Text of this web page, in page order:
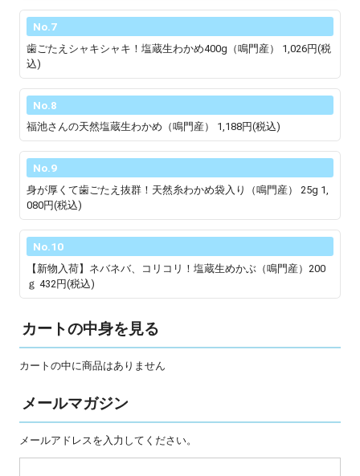
No.7
歯ごたえシャキシャキ！塩蔵生わかめ400g（鳴門産） 1,026円(税
込)
No.8
福池さんの天然塩蔵生わかめ（鳴門産） 1,188円(税込)
No.9
身が厚くて歯ごたえ抜群！天然糸わかめ袋入り（鳴門産） 25g 1,
080円(税込)
No.10
【新物入荷】ネバネバ、コリコリ！塩蔵生めかぶ（鳴門産）200
ｇ432円(税込)
カートの中身を見る
カートの中に商品はありません
メールマガジン
メールアドレスを入力してください。